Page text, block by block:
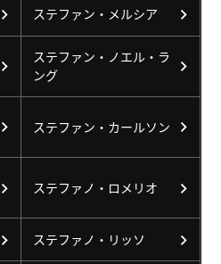
ステファン・メルシア
ステファン・ノエル・ラ
ング
ステファン・カールソン
ステファノ・ロメリオ
ステファノ・リッソ